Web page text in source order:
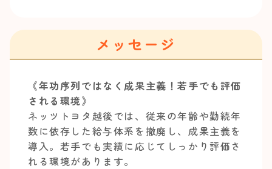
メッセージ
《年功序列ではなく成果主義！若手でも評価
される環境》
ネッツトヨタ越後では、従来の年齢や勤続年
数に依存した給与体系を撤廃し、成果主義を
導入。若手でも実績に応じてしっかり評価さ
れる環境があります。